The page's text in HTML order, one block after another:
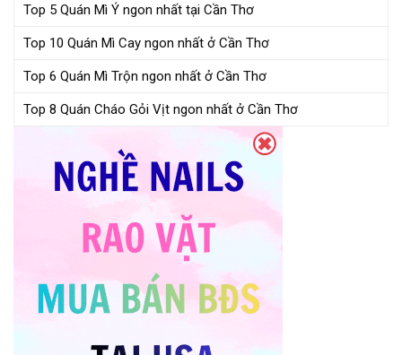
Top 5 Quán Mì Ý ngon nhất tại Cần Thơ
Top 10 Quán Mì Cay ngon nhất ở Cần Thơ
Top 6 Quán Mì Trộn ngon nhất ở Cần Thơ
Top 8 Quán Cháo Gỏi Vịt ngon nhất ở Cần Thơ